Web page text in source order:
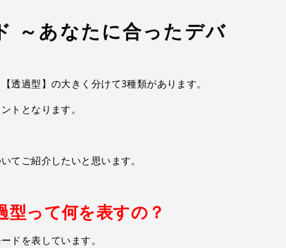
～あなたに合ったデバ
透過型】の大きく分けて3種類があります。
トとなります。
てご紹介したいと思います。
型って何を表すの？
ドを表しています。